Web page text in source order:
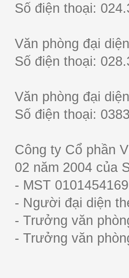
Số điện thoại:
Văn phòng đại
Số điện thoại:
Văn phòng đại
Số điện thoại:
Công ty Cổ phần
02 năm 2004 của
- MST 0101454169
- Người đại diện
- Trưởng văn
- Trưởng văn